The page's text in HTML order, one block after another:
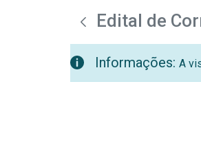
Pular para o Conteúdo principal
teste descricao
Edital de
Informações: A